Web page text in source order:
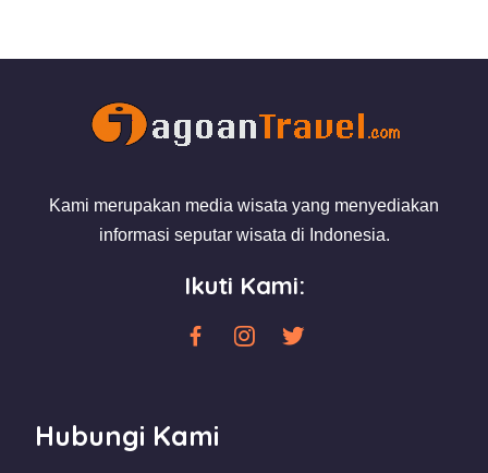
Kami merupakan media wisata yang menyediakan
informasi seputar wisata di Indonesia.
Ikuti Kami:
Hubungi Kami